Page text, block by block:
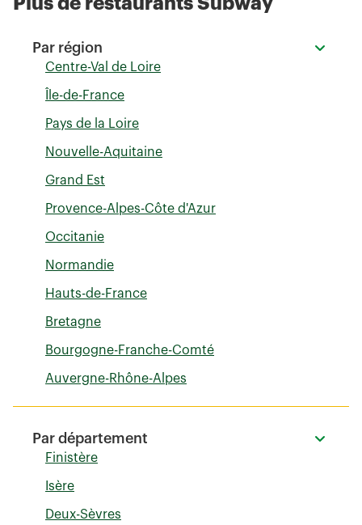
Par région
Centre-Val de Loire
Île-de-France
Pays de la Loire
Nouvelle-Aquitaine
Grand Est
Provence-Alpes-Côte d'Azur
Occitanie
Normandie
Hauts-de-France
Bretagne
Bourgogne-Franche-Comté
Auvergne-Rhône-Alpes
Par département
Finistère
Isère
Deux-Sèvres